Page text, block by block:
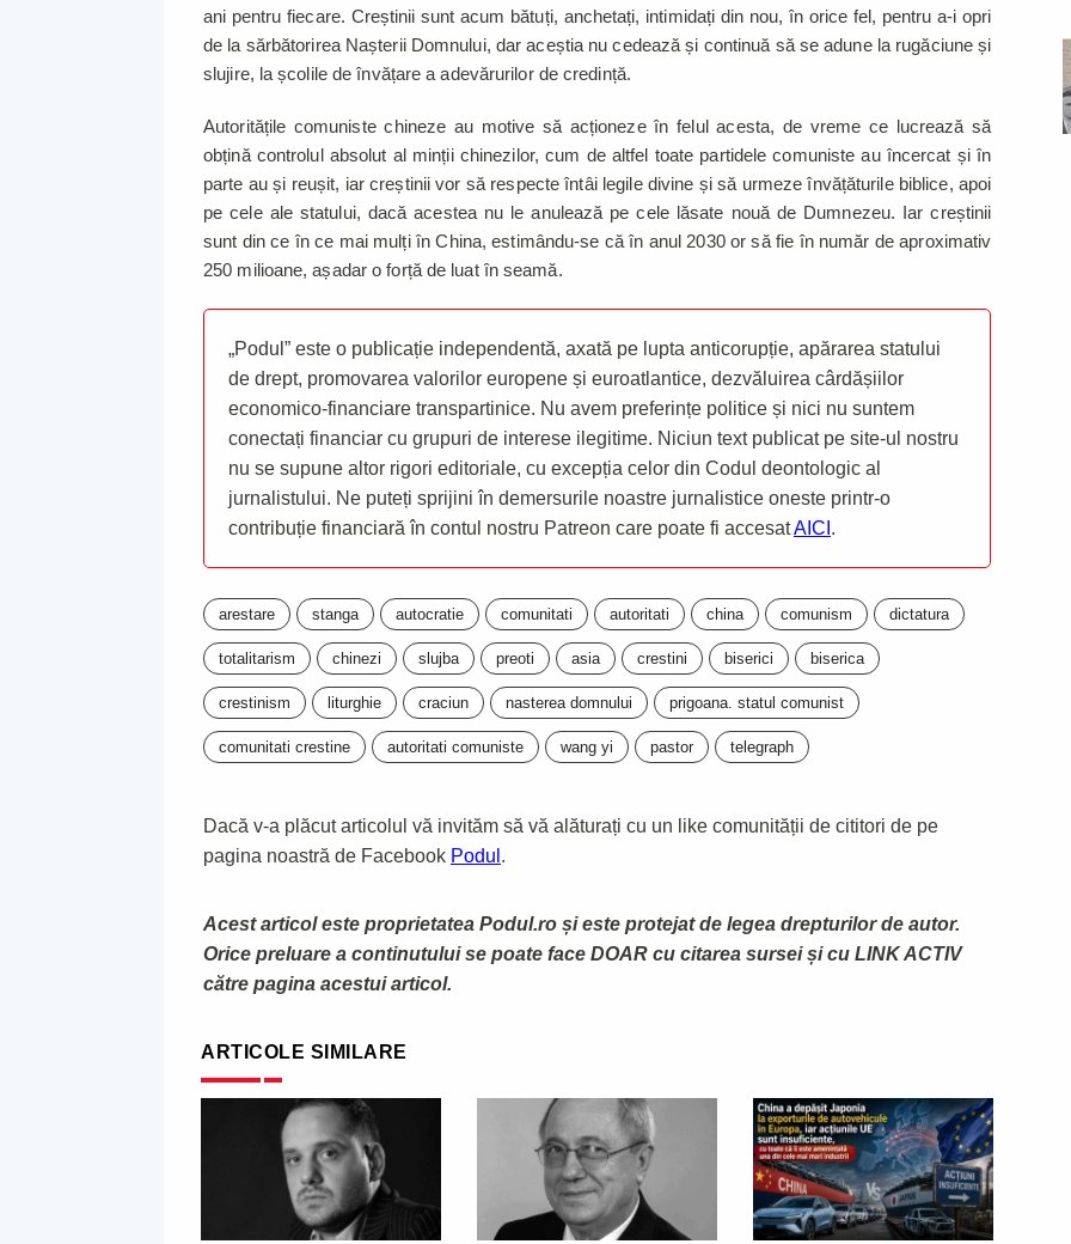
ani pentru fiecare. Creștinii sunt acum bătuți, anchetați, intimidați din nou, în orice fel, pentru a-i opri
de la sărbătorirea Nașterii Domnului, dar aceștia nu cedează și continuă să se adune la rugăciune și
slujire, la școlile de învățare a adevărurilor de credință.
Autoritățile comuniste chineze au motive să acționeze în felul acesta, de vreme ce lucrează să
obțină controlul absolut al minții chinezilor, cum de altfel toate partidele comuniste au încercat și în
parte au și reușit, iar creștinii vor să respecte întâi legile divine și să urmeze învățăturile biblice, apoi
pe cele ale statului, dacă acestea nu le anulează pe cele lăsate nouă de Dumnezeu. Iar creștinii
sunt din ce în ce mai mulți în China, estimându-se că în anul 2030 or să fie în număr de aproximativ
250 milioane, așadar o forță de luat în seamă.
„Podul” este o publicație independentă, axată pe lupta anticorupție, apărarea statului
de drept, promovarea valorilor europene și euroatlantice, dezvăluirea cârdășiilor
economico-financiare transpartinice. Nu avem preferințe politice și nici nu suntem
conectați financiar cu grupuri de interese ilegitime. Niciun text publicat pe site-ul nostru
nu se supune altor rigori editoriale, cu excepția celor din Codul deontologic al
jurnalistului. Ne puteți sprijini în demersurile noastre jurnalistice oneste printr-o
contribuție financiară în contul nostru Patreon care poate fi accesatAICI .
arestare stanga autocratie comunitati autoritati china comunism dictatura
totalitarism chinezi slujba preoti asia crestini biserici biserica
crestinism liturghie craciun nasterea domnului prigoana. statul comunist
comunitati crestine autoritati comuniste wang yi pastor telegraph
Dacă v-a plăcut articolul vă invităm să vă alăturați cu un like comunității de cititori de pe
pagina noastră de Facebook Podul .
Acest articol este proprietatea Podul.ro și este protejat de legea drepturilor de autor.
Orice preluare a continutului se poate face DOAR cu citarea sursei și cu LINK ACTIV
către pagina acestui articol.
ARTICOLE SIMILARE